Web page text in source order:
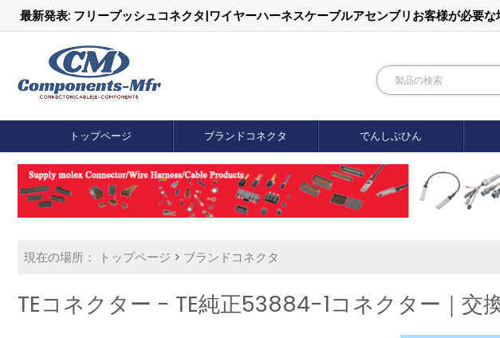
最新発表: フリープッシュコネクタ|ワイヤーハーネスケーブルアセンブリお客様が必要な
トップページ ブランドコネクタ でんしぶひん
現在の場所： トップページ > ブランドコネクタ
TEコネクター - TE純正53884-1コネクター｜交